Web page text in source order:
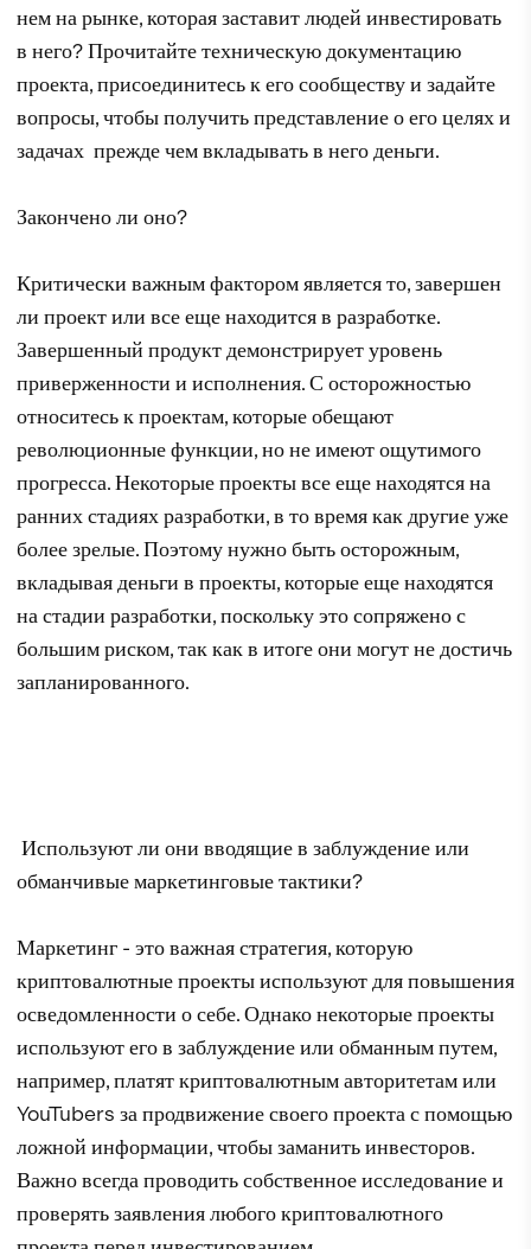
нем на рынке, которая заставит людей инвестировать
в него? Прочитайте техническую документацию
проекта, присоединитесь к его сообществу и задайте
вопросы, чтобы получить представление о его целях и
задачах прежде чем вкладывать в него деньги.
Закончено ли оно?
Критически важным фактором является то, завершен
ли проект или все еще находится в разработке.
Завершенный продукт демонстрирует уровень
приверженности и исполнения. С осторожностью
относитесь к проектам, которые обещают
революционные функции, но не имеют ощутимого
прогресса. Некоторые проекты все еще находятся на
ранних стадиях разработки, в то время как другие уже
более зрелые. Поэтому нужно быть осторожным,
вкладывая деньги в проекты, которые еще находятся
на стадии разработки, поскольку это сопряжено с
большим риском, так как в итоге они могут не достичь
запланированного.
Используют ли они вводящие в заблуждение или
обманчивые маркетинговые тактики?
Маркетинг - это важная стратегия, которую
криптовалютные проекты используют для повышения
осведомленности о себе. Однако некоторые проекты
используют его в заблуждение или обманным путем,
например, платят криптовалютным авторитетам или
YouTubers за продвижение своего проекта с помощью
ложной информации, чтобы заманить инвесторов.
Важно всегда проводить собственное исследование и
проверять заявления любого криптовалютного